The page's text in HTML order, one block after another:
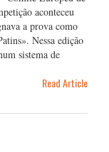
aconteceu
a prova como
Nessa edição
sistema de
Read Article